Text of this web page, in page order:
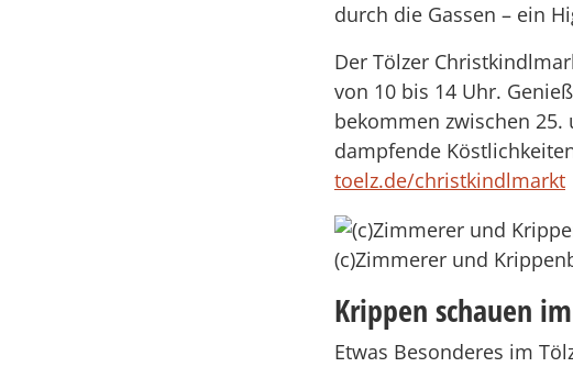
durch die Gassen – ein
Der Tölzer
von 10 bis 14 Uhr.
bekommen zwischen
dampfende
toelz.de/christkindlmarkt
(c)Zimmerer und
Krippen schauen
Etwas Besonderes im